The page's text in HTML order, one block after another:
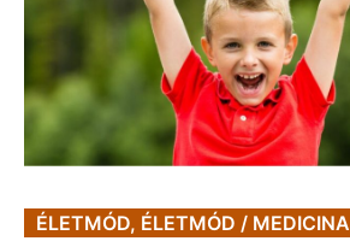
ÉLETMÓD, ÉLETMÓD / MEDICINA